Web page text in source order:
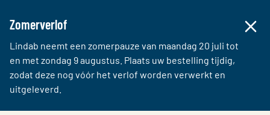
Zomerverlof
Lindab neemt een zomerpauze van maandag 20 juli tot
en met zondag 9 augustus. Plaats uw bestelling tijdig,
zodat deze nog vóór het verlof worden verwerkt en
uitgeleverd.